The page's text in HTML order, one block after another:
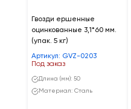
Гвозди ершенные
оцинкованные 3,1*60 мм.
(упак. 5 кг)
Артикул: GVZ-0203
Под заказ
Длина (мм): 50
Материал: Сталь